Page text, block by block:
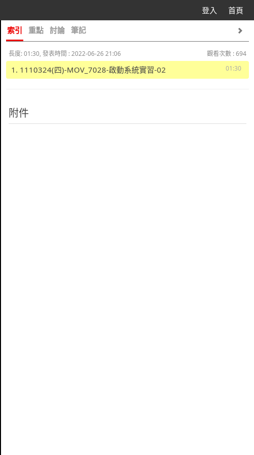
登入 首頁
索引 重點 討論 筆記
長度: 01:30, 發表時間 : 2022-06-26 21:06
觀看次數 : 694
01:30
1. 1110324(四)-MOV_7028-啟動系統實習-02
附件